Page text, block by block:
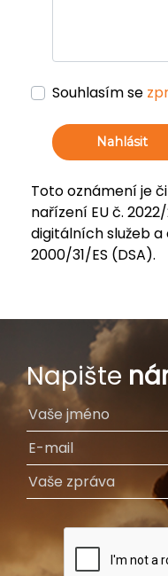
Souhlasím se
Nahlásit
Toto oznámení je
nařízení EU č.
digitálních služeb
2000/31/ES (DSA).
Napište